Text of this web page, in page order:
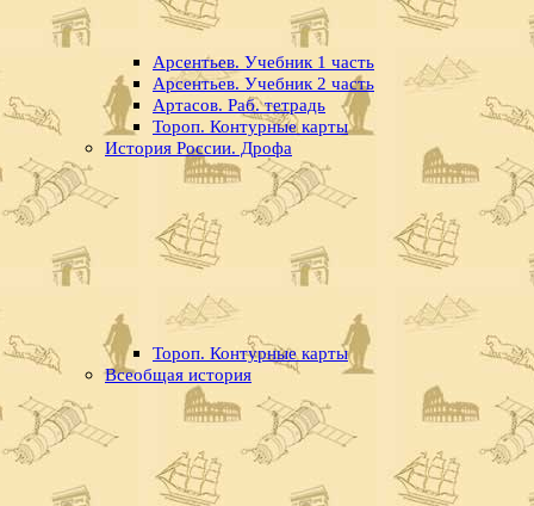
Арсентьев. Учебник 1 часть
Арсентьев. Учебник 2 часть
Артасов. Раб. тетрадь
Тороп. Контурные карты
История России. Дрофа
Тороп. Контурные карты
Всеобщая история